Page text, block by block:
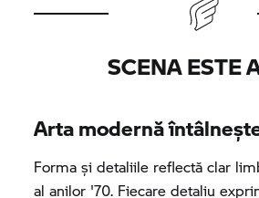
SCENA ESTE
Arta modernă
Forma și detaliile reflectă clar
al anilor '70. Fiecare detaliu